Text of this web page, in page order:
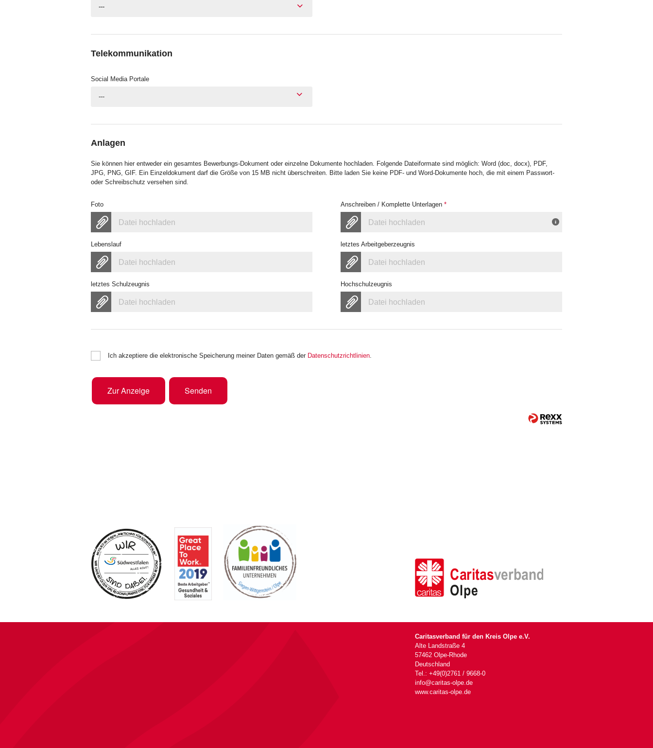
---
Telekommunikation
Social Media Portale
---
Anlagen
Sie können hier entweder ein gesamtes Bewerbungs-Dokument oder einzelne Dokumente hochladen. Folgende Dateiformate sind möglich: Word (doc, docx), PDF,
JPG, PNG, GIF. Ein Einzeldokument darf die Größe von 15 MB nicht überschreiten. Bitte laden Sie keine PDF- und Word-Dokumente hoch, die mit einem Passwort-
oder Schreibschutz versehen sind.
Foto
Datei hochladen
Anschreiben / Komplette Unterlagen*
Datei hochladen
Lebenslauf
Datei hochladen
letztes Arbeitgeberzeugnis
Datei hochladen
letztes Schulzeugnis
Datei hochladen
Hochschulzeugnis
Datei hochladen
Ich akzeptiere die elektronische Speicherung meiner Daten gemäß der Datenschutzrichtlinien.
Zur Anzeige Senden
Caritasverband für den Kreis Olpe e.V.
Alte Landstraße 4
57462 Olpe-Rhode
Deutschland
Tel.: +49(0)2761 / 9668-0
info@caritas-olpe.de
www.caritas-olpe.de